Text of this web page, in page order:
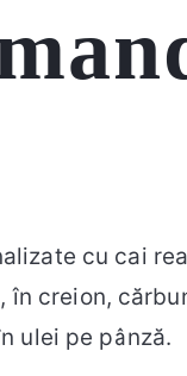
cu cai
în creion,
ulei pe pânză.